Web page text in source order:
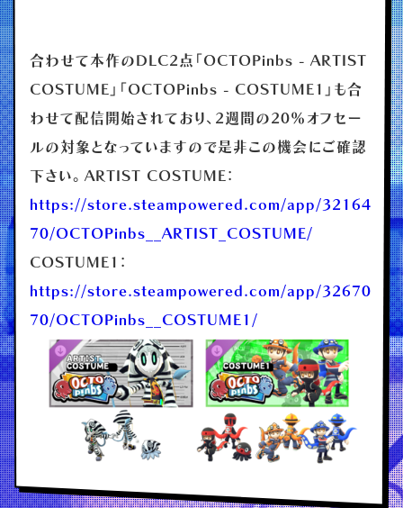
合わせて本作のDLC2点「OCTOPinbs - ARTIST
COSTUME」「OCTOPinbs - COSTUME1」も合
わせて配信開始されており、2週間の20％オフセー
ルの対象となっていますので是非この機会にご確認
下さい。ARTIST COSTUME：
https://store.steampowered.com/app/32164
70/OCTOPinbs__ARTIST_COSTUME/
COSTUME1：
https://store.steampowered.com/app/32670
70/OCTOPinbs__COSTUME1/